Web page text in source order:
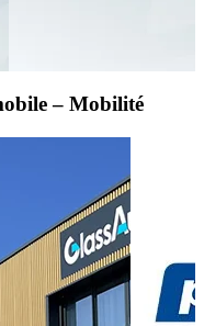
– Mobilité